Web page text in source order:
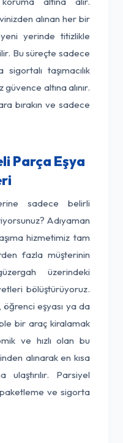
alınan her bir
yerinde titizlikle
Bu süreçte sadece
taşımacılık
güvence altına alınır.
bırakın ve sadece
Parça Eşya
sadece belirli
Adıyaman
hizmetimiz tam
fazla müşterinin
üzerindeki
bölüştürüyoruz.
öğrenci eşyası ya da
bir araç kiralamak
ve hızlı olan bu
alınarak en kısa
ulaştırılır. Parsiyel
paketleme ve sigorta